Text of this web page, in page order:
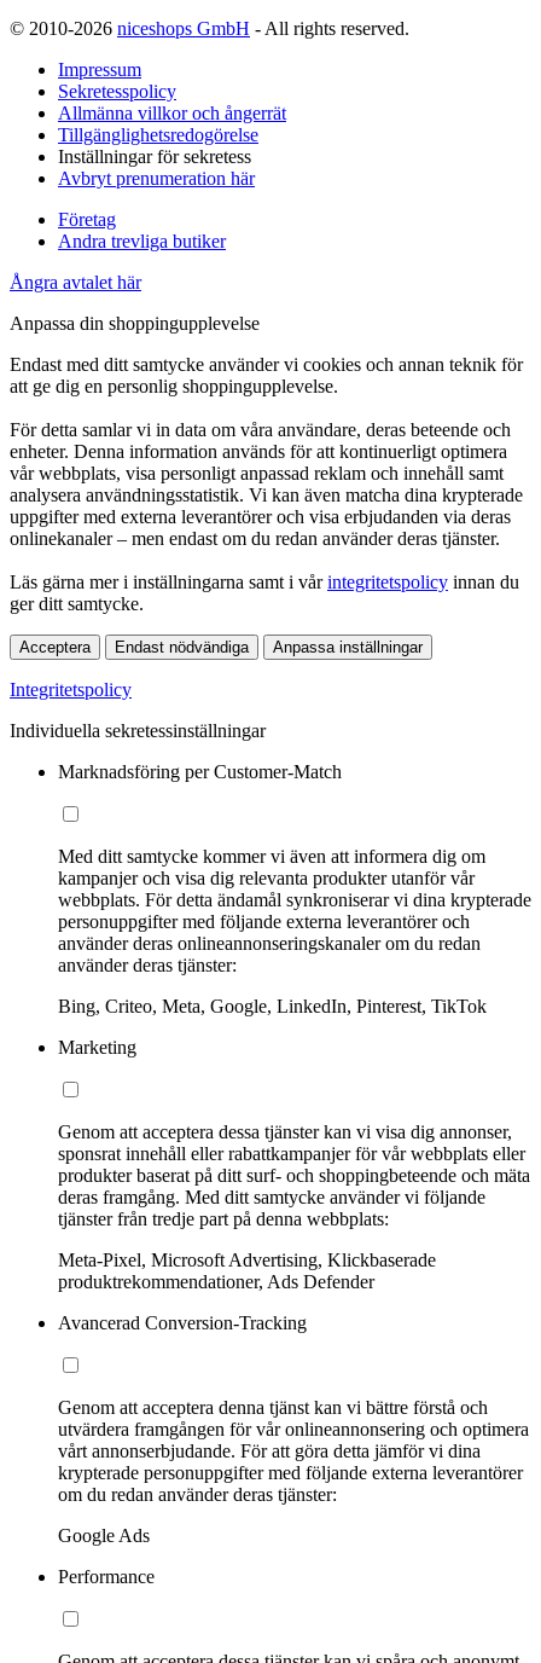
© 2010-2026 niceshops GmbH - All rights reserved.
Impressum
Sekretesspolicy
Allmänna villkor och ångerrät
Tillgänglighetsredogörelse
Inställningar för sekretess
Avbryt prenumeration här
Företag
Andra trevliga butiker
Ångra avtalet här
Anpassa din shoppingupplevelse
Endast med ditt samtycke använder vi cookies och annan teknik för
att ge dig en personlig shoppingupplevelse.
För detta samlar vi in data om våra användare, deras beteende och
enheter. Denna information används för att kontinuerligt optimera
vår webbplats, visa personligt anpassad reklam och innehåll samt
analysera användningsstatistik. Vi kan även matcha dina krypterade
uppgifter med externa leverantörer och visa erbjudanden via deras
onlinekanaler – men endast om du redan använder deras tjänster.
Läs gärna mer i inställningarna samt i vårintegritetspolicy innan du
ger ditt samtycke.
Acceptera Endast nödvändiga Anpassa inställningar
Integritetspolicy
Individuella sekretessinställningar
Marknadsföring per Customer-Match
Med ditt samtycke kommer vi även att informera dig om
kampanjer och visa dig relevanta produkter utanför vår
webbplats. För detta ändamål synkroniserar vi dina krypterade
personuppgifter med följande externa leverantörer och
använder deras onlineannonseringskanaler om du redan
använder deras tjänster:
Bing, Criteo, Meta, Google, LinkedIn, Pinterest, TikTok
Marketing
Genom att acceptera dessa tjänster kan vi visa dig annonser,
sponsrat innehåll eller rabattkampanjer för vår webbplats eller
produkter baserat på ditt surf- och shoppingbeteende och mäta
deras framgång. Med ditt samtycke använder vi följande
tjänster från tredje part på denna webbplats:
Meta-Pixel, Microsoft Advertising, Klickbaserade
produktrekommendationer, Ads Defender
Avancerad Conversion-Tracking
Genom att acceptera denna tjänst kan vi bättre förstå och
utvärdera framgången för vår onlineannonsering och optimera
vårt annonserbjudande. För att göra detta jämför vi dina
krypterade personuppgifter med följande externa leverantörer
om du redan använder deras tjänster:
Google Ads
Performance